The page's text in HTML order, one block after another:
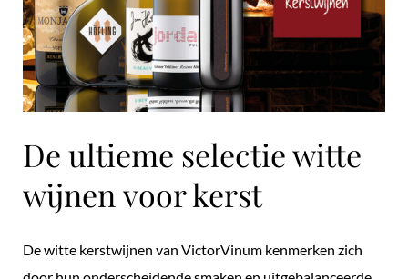
De ultieme selectie witte
wijnen voor kerst
De witte kerstwijnen van VictorVinum kenmerken zich